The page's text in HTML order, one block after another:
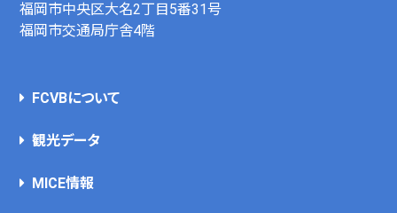
福岡市中央区大名2丁目5番31号
福岡市交通局庁舎4階
FCVBについて
観光データ
MICE情報